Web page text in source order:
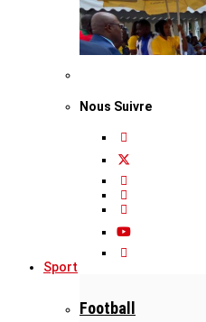
Nous Suivre
Sport
Football